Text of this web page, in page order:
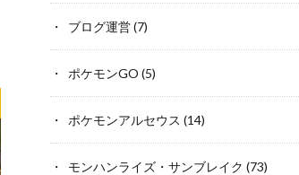
ブログ運営(7)
ポケモンGO (5)
ポケモンアルセウス (14)
モンハンライズ・サンブレイク (73)